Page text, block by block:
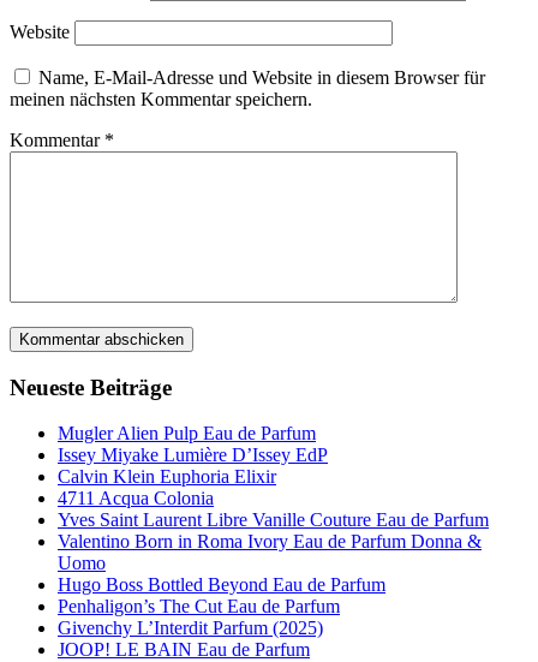
Website
Name, E-Mail-Adresse und Website in diesem Browser für
meinen nächsten Kommentar speichern.
Kommentar *
Neueste Beiträge
Mugler Alien Pulp Eau de Parfum
Issey Miyake Lumière D’Issey EdP
Calvin Klein Euphoria Elixir
4711 Acqua Colonia
Yves Saint Laurent Libre Vanille Couture Eau de Parfum
Valentino Born in Roma Ivory Eau de Parfum Donna &
Uomo
Hugo Boss Bottled Beyond Eau de Parfum
Penhaligon’s The Cut Eau de Parfum
Givenchy L’Interdit Parfum (2025)
JOOP! LE BAIN Eau de Parfum